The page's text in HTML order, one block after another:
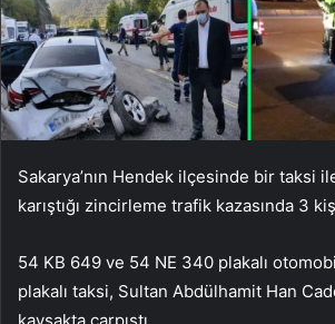
Sakarya’nın Hendek ilçesinde bir taksi
karıştığı zincirleme trafik kazasında 3
54 KB 649 ve 54 NE 340 plakalı
plakalı taksi, Sultan Abdülhamit Han
kavşakta çarpıştı.